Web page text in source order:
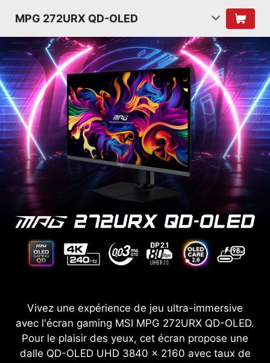
MPG 272URX QD-OLED
Vivez une expérience de jeu ultra-immersive
avec l'écran gaming MSI MPG 272URX QD-OLED.
Pour le plaisir des yeux, cet écran propose une
dalle QD-OLED UHD 3840 x 2160 avec taux de